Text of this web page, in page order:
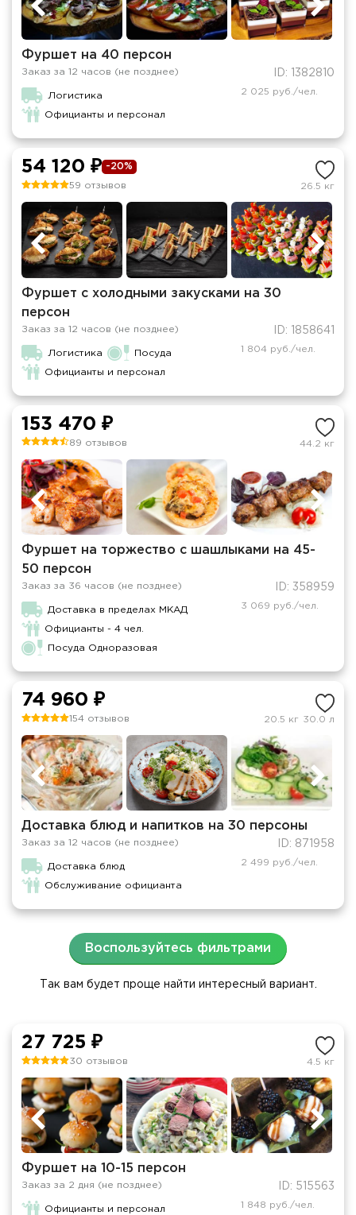
Фуршет на 40 персон
Заказ за 12 часов (не позднее) ID: 1382810
Логистика
Официанты и персонал
2 025 руб./чел.
54 120 ₽ -20%
59 отзывов 26.5 кг
Фуршет с холодными закусками на 30
персон
Заказ за 12 часов (не позднее) ID: 1858641
Логистика Посуда
Официанты и персонал
1 804 руб./чел.
153 470 ₽
89 отзывов 44.2 кг
Фуршет на торжество с шашлыками на 45-
50 персон
Заказ за 36 часов (не позднее) ID: 358959
Доставка в пределах МКАД
Официанты - 4 чел.
Посуда Одноразовая
3 069 руб./чел.
74 960 ₽
154 отзывов 20.5 кг 30.0 л
Доставка блюд и напитков на 30 персоны
Заказ за 12 часов (не позднее) ID: 871958
Доставка блюд
Обслуживание официанта
2 499 руб./чел.
Воспользуйтесь фильтрами
Так вам будет проще найти интересный вариант.
27 725 ₽
30 отзывов 4.5 кг
Фуршет на 10-15 персон
Заказ за 2 дня (не позднее) ID: 515563
Официанты и персонал 1 848 руб./чел.